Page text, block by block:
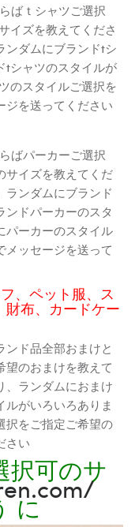
ばｔシャツご選択
イズを教えてくださ
ンダムにブランドtシ
tシャツのスタイルが
のスタイルご選択を
ジを送ってください
ばパーカーご選択
サイズを教えてくだ
ランダムにブランド
ドパーカーのスタ
パーカーのスタイル
メッセージを送って
、ペット服、ス
財布、カードケー
ンド品全部おまけと
望のおまけを教えて
、ランダムにおまけ
がいろいろありま
択をご指定ご希望の
さい
択可のサ
に